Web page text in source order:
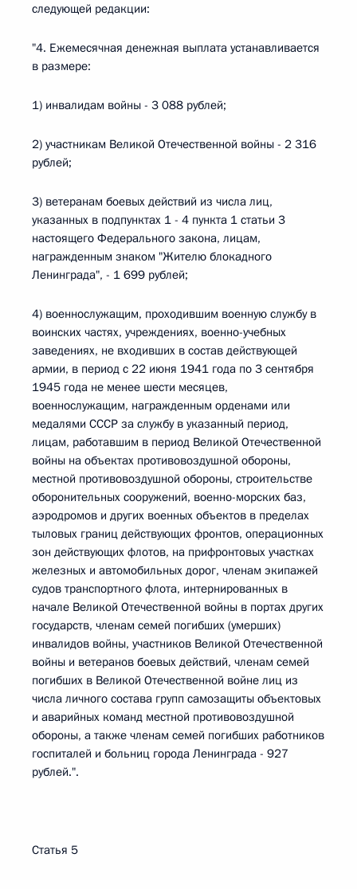
следующей редакции:
"4. Ежемесячная денежная выплата устанавливается
в размере:
1) инвалидам войны - 3 088 рублей;
2) участникам Великой Отечественной войны - 2 316
рублей;
3) ветеранам боевых действий из числа лиц,
указанных в подпунктах 1 - 4 пункта 1 статьи 3
настоящего Федерального закона, лицам,
награжденным знаком "Жителю блокадного
Ленинграда", - 1 699 рублей;
4) военнослужащим, проходившим военную службу в
воинских частях, учреждениях, военно-учебных
заведениях, не входивших в состав действующей
армии, в период с 22 июня 1941 года по 3 сентября
1945 года не менее шести месяцев,
военнослужащим, награжденным орденами или
медалями СССР за службу в указанный период,
лицам, работавшим в период Великой Отечественной
войны на объектах противовоздушной обороны,
местной противовоздушной обороны, строительстве
оборонительных сооружений, военно-морских баз,
аэродромов и других военных объектов в пределах
тыловых границ действующих фронтов, операционных
зон действующих флотов, на прифронтовых участках
железных и автомобильных дорог, членам экипажей
судов транспортного флота, интернированных в
начале Великой Отечественной войны в портах других
государств, членам семей погибших (умерших)
инвалидов войны, участников Великой Отечественной
войны и ветеранов боевых действий, членам семей
погибших в Великой Отечественной войне лиц из
числа личного состава групп самозащиты объектовых
и аварийных команд местной противовоздушной
обороны, а также членам семей погибших работников
госпиталей и больниц города Ленинграда - 927
рублей.".
Статья 5